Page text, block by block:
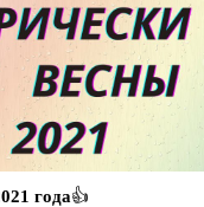
года👍